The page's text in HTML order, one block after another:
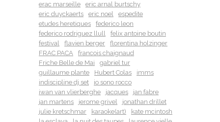
erac marseille
eric arnal burtschy
eric duyckaerts
eric noel
espedite
etudes heretiques
federico leon
federico rodriguez llull
felix antoine boutin
festival
flavien berger
florentina holzinger
FRAC PACA
francois chaignaud
Friche Belle de Mai
gabriel tur
guillaume plante
Hubert Colas
imms
indiscipline dj set
io sono rocco
iwan van vlierberghe
jacques
jan fabre
jan martens
jerome grivel
jonathan drillet
julie kretschmar
karaoke(art)
kate mcintosh